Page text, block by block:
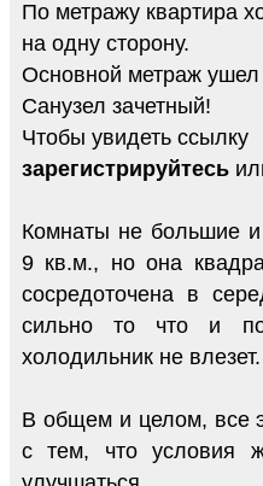
По метражу квартира
на одну сторону.
Основной метраж ушел
Санузел зачетный!
Чтобы увидеть ссылку
зарегистрируйтесь
Комнаты не большие
9 кв.м., но она
сосредоточена в
сильно то что и
холодильник не влезет.
В общем и целом, все
с тем, что условия